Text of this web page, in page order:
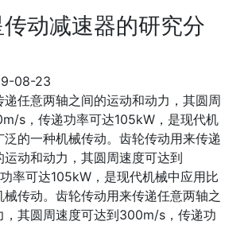
动减速器的研究分
08-23
任意两轴之间的运动和动力，其圆周
s，传递功率可达105kW，是现代机
的一种机械传动。齿轮传动用来传递
动和动力，其圆周速度可达到
率可达105kW，是现代机械中应用比
传动。齿轮传动用来传递任意两轴之
，其圆周速度可达到300m/s，传递功